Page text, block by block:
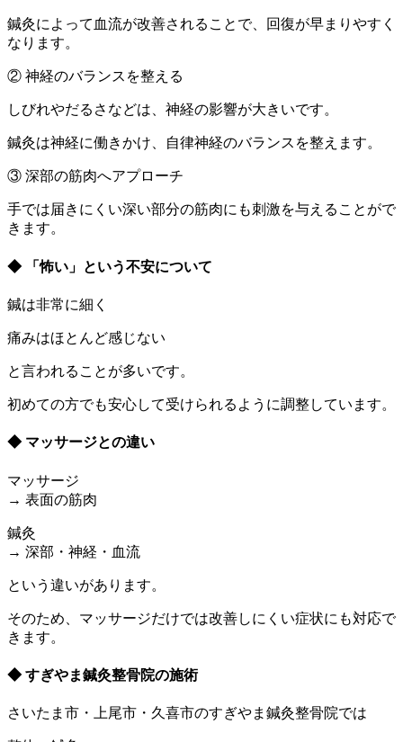
鍼灸によって血流が改善されることで、回復が早まりやすく
なります。
② 神経のバランスを整える
しびれやだるさなどは、神経の影響が大きいです。
鍼灸は神経に働きかけ、自律神経のバランスを整えます。
③ 深部の筋肉へアプローチ
手では届きにくい深い部分の筋肉にも刺激を与えることがで
きます。
◆ 「怖い」という不安について
鍼は非常に細く
痛みはほとんど感じない
と言われることが多いです。
初めての方でも安心して受けられるように調整しています。
◆ マッサージとの違い
マッサージ
→ 表面の筋肉
鍼灸
→ 深部・神経・血流
という違いがあります。
そのため、マッサージだけでは改善しにくい症状にも対応で
きます。
◆ すぎやま鍼灸整骨院の施術
さいたま市・上尾市・久喜市のすぎやま鍼灸整骨院では